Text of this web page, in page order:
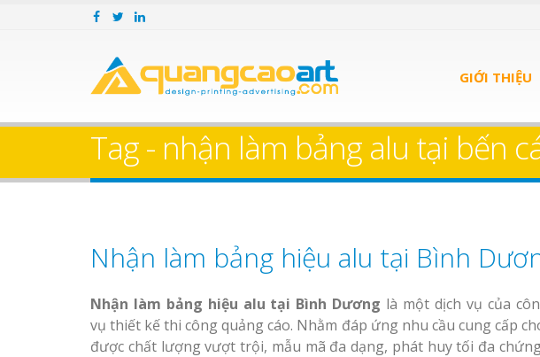
GIỚI THIỆU
Tag - nhận làm bảng alu tại bến
Nhận làm bảng hiệu alu tại Bình
Nhận làm bảng hiệu alu tại Bình Dương là một dịch vụ của
vụ thiết kế thi công quảng cáo. Nhằm đáp ứng nhu cầu cung cấp
được chất lượng vượt trội, mẫu mã đa dạng, phát huy tối đa